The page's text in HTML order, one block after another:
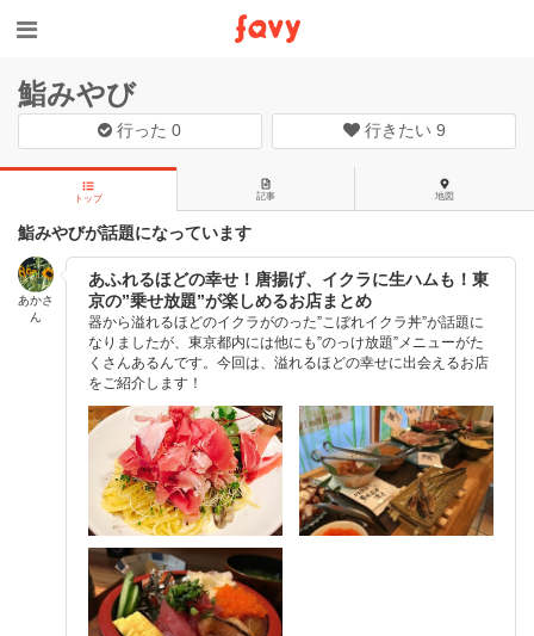
鮨みやび
行った0 行きたい 9
トップ 記事 地図
鮨みやびが話題になっています
あかさ
ん
あふれるほどの幸せ！唐揚げ、イクラに生ハムも！東
京の”乗せ放題”が楽しめるお店まとめ
器から溢れるほどのイクラがのった”こぼれイクラ丼”が話題に
なりましたが、東京都内には他にも”のっけ放題”メニューがた
くさんあるんです。今回は、溢れるほどの幸せに出会えるお店
をご紹介します！